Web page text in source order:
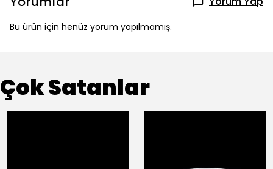
Bu ürün için henüz yorum yapılmamış.
Çok Satanlar